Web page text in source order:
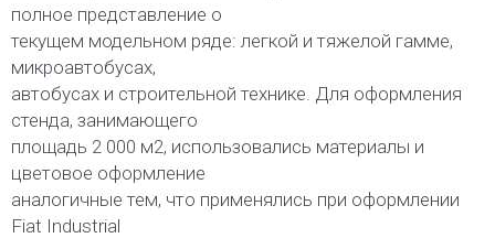
полное представление о
текущем модельном ряде: легкой и тяжелой гамме,
микроавтобусах,
автобусах и строительной технике. Для оформления
стенда, занимающего
площадь 2 000 м2, использовались материалы и
цветовое оформление
аналогичные тем, что применялись при оформлении
Fiat Industrial